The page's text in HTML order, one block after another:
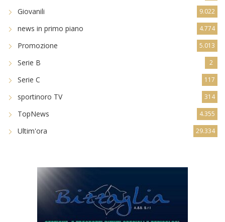
Giovanili 9.022
news in primo piano 4.774
Promozione 5.013
Serie B 2
Serie C 117
sportinoro TV 314
TopNews 4.355
Ultim'ora 29.334